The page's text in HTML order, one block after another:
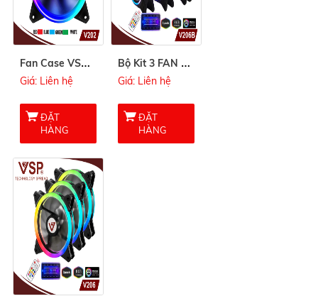
F
an Case VSP 202B LED 2 Mặt RGB
Giá: Liên hệ
ĐẶT
HÀNG
B
ộ Kit 3 FAN VSP V206B LED RGB
Giá: Liên hệ
ĐẶT
HÀNG